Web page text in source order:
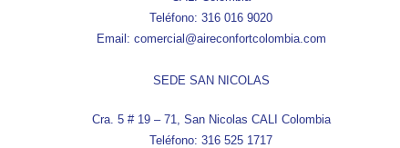
Teléfono: 316 016 9020
Email: comercial@aireconfortcolombia.com
SEDE SAN NICOLAS
Cra. 5 # 19 – 71, San Nicolas CALI Colombia
Teléfono: 316 525 1717